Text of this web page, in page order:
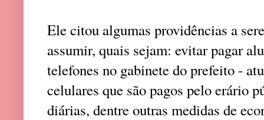
Ele citou algumas providências a
assumir, quais sejam: evitar pagar
telefones no gabinete do prefeito -
celulares que são pagos pelo erário
diárias, dentre outras medidas de